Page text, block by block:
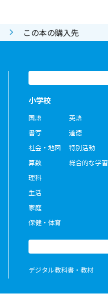
この本の購入先
小学校
国語
書写
社会・地図
算数
理科
生活
家庭
保健・体育
英語
道徳
特別活動
総合的な学習
デジタル教科書・教材